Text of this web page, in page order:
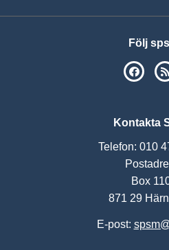
Följ
Kontakta
Telefon: 010
Box
871 29
E-post: